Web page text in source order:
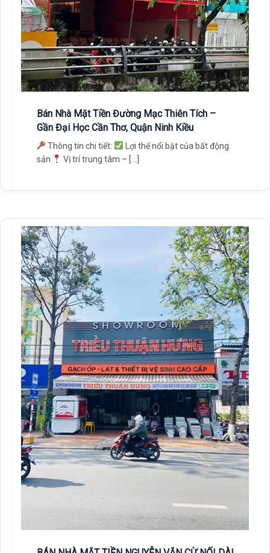
Bán Nhà Mặt Tiền Đường Mạc Thiên Tích –
Gần Đại Học Cần Thơ, Quận Ninh Kiều
Thông tin chi tiết:
Lợi thế nổi bật của bất động
sản
Vị trí trung tâm – […]